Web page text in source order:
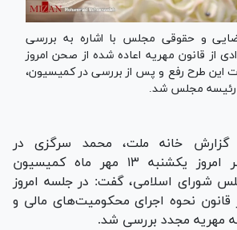
و حقوقی مجلس با اشاره به بررسی
از قانون مهریه اعاده شده از صحن امروز
این طرح رفع و پس از بررسی در کمیسیون،
رئیسه مجلس شد.
گزارش خانه ملت، محمد سرگزی در
توضیح نشست عصر امروز یکشنبه ۱۳ مهر ماه کمیسیون
شورای اسلامی، گفت: در جلسه امروز
قانون نحوه اجرای محکومیت‌های مالی و
مهریه مجدد بررسی شد.